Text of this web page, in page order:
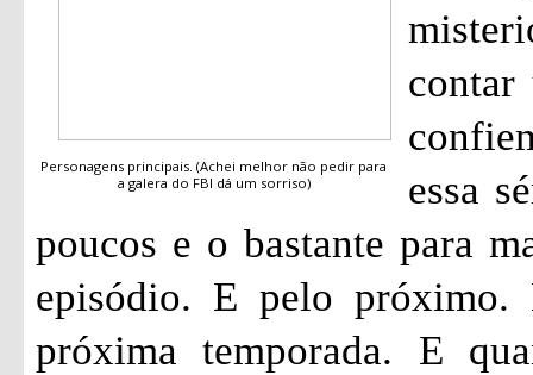
Personagens principais. (Achei melhor não pedir para
a galera do FBI dá um sorriso)
contar
essa
poucos e o bastante para
episódio. E pelo
próxima temporada. E